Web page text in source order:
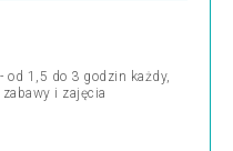
od 1,5 do 3 godzin każdy,
i zajęcia